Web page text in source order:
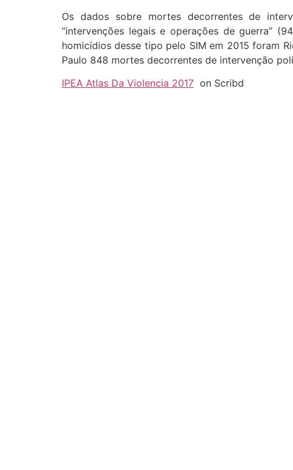
Os dados sobre mortes decorrentes de
“intervenções legais e operações de guerra”
homicídios desse tipo pelo SIM em 2015 foram
Paulo 848 mortes decorrentes de intervenção
IPEA Atlas Da Violencia 2017 on Scribd